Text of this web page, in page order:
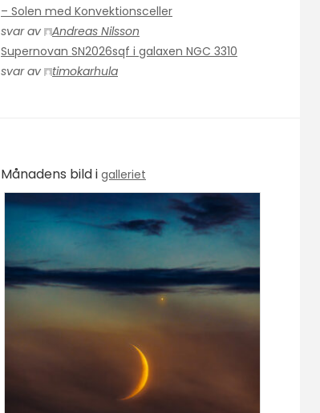
– Solen med Konvektionsceller
svar av
Andreas Nilsson
Supernovan SN2026sqf i galaxen NGC 3310
svar av
timokarhula
Månadens bild i galleriet